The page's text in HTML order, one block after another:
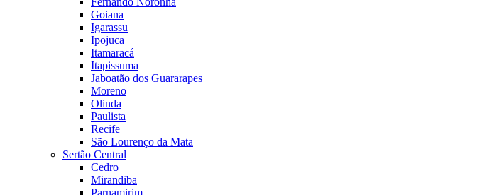
Goiana
Igarassu
Ipojuca
Itamaracá
Itapissuma
Jaboatão dos Guararapes
Moreno
Olinda
Paulista
Recife
São Lourenço da Mata
Sertão Central
Cedro
Mirandiba
Parnamirim